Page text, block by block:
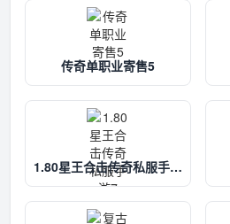
传奇单职业寄售5
1.80星王合击传奇私服手游
7